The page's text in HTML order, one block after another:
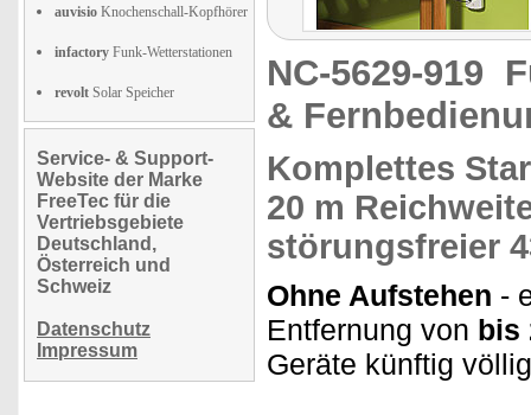
auvisio Knochenschall-Kopfhörer
infactory Funk-Wetterstationen
revolt Solar Speicher
Service- & Support-
Website der Marke
FreeTec für die
Vertriebsgebiete
Deutschland,
Österreich und
Schweiz
Datenschutz
Impressum
NC-5629-919
&
Komplettes
20 m
störungsfreier
Ohne Aufstehen -
Entfernung von bis
Geräte künftig